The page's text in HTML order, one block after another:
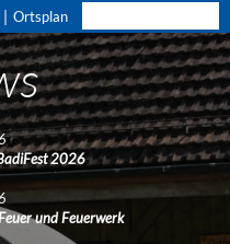
Ortsplan
2026
und Feuerwerk